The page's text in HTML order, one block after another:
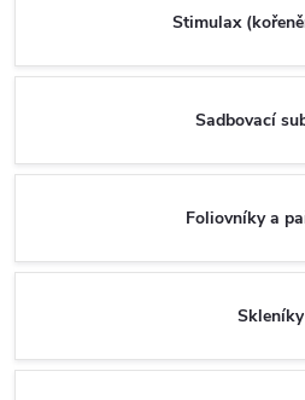
Stimulax
Sadbovací
Foliovníky a
Skleníky